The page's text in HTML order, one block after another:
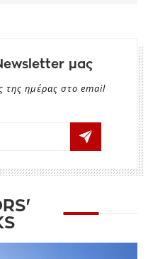
μας
της ημέρας στο email